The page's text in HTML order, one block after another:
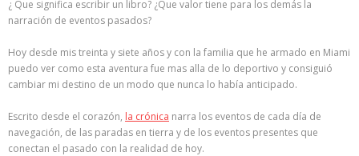
¿ Que significa escribir un libro? ¿Que valor tiene para los demás la
narración de eventos pasados?
Hoy desde mis treinta y siete años y con la familia que he armado en Miami
puedo ver como esta aventura fue mas alla de lo deportivo y consiguió
cambiar mi destino de un modo que nunca lo había anticipado.
Escrito desde el corazón, la crónica narra los eventos de cada día de
navegación, de las paradas en tierra y de los eventos presentes que
conectan el pasado con la realidad de hoy.